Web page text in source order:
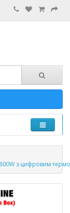
з цифровим